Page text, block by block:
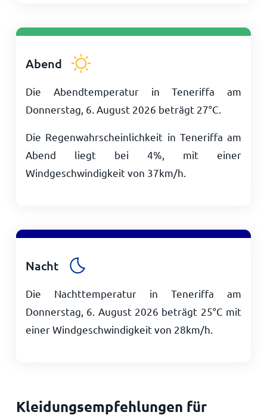
Abend
Die Abendtemperatur in Teneriffa am
Donnerstag, 6. August 2026 beträgt 27°C
Die Regenwahrscheinlichkeit in Teneriffa am
Abend liegt bei 4%, mit einer
Windgeschwindigkeit von 37km/h
Nacht
Die Nachttemperatur in Teneriffa am
Donnerstag, 6. August 2026 beträgt 25°C mit
einer Windgeschwindigkeit von 28km/h
Kleidungsempfehlungen für